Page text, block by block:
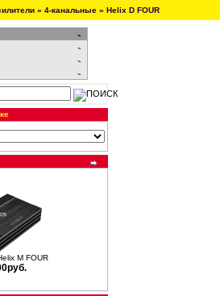
» 4-канальные » Helix D FOUR
M FOUR